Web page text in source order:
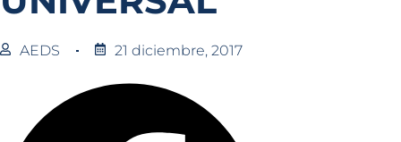
AEDS 21 diciembre, 2017